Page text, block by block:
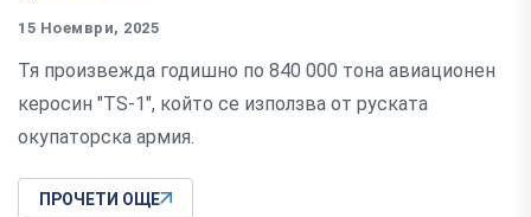
15 Ноември, 2025
Тя произвежда годишно по 840 000 тона авиационен
керосин "TS-1", който се използва от руската
окупаторска армия.
ПРОЧЕТИ ОЩЕ